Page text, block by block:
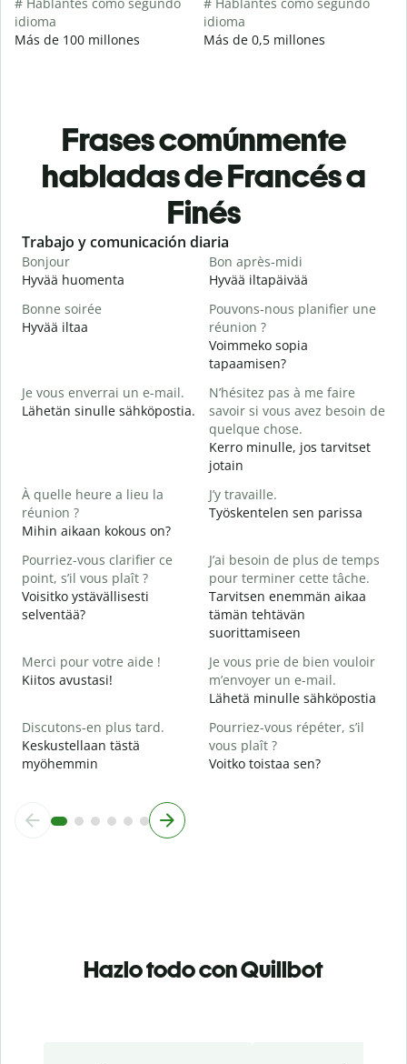
idioma
Más de 100 millones
idioma
Más de 0,5 millones
Frases comúnmente
habladas de Francés a
Finés
Slide 1 of 6
Trabajo y comunicación diaria
Bonjour
Hyvää huomenta
Bon après-midi
Hyvää iltapäivää
Bonne soirée
Hyvää iltaa
Pouvons-nous planifier une
réunion ?
Voimmeko sopia
tapaamisen?
Je vous enverrai un e-mail.
Lähetän sinulle sähköpostia.
N’hésitez pas à me faire
savoir si vous avez besoin de
quelque chose.
Kerro minulle, jos tarvitset
jotain
À quelle heure a lieu la
réunion ?
Mihin aikaan kokous on?
J’y travaille.
Työskentelen sen parissa
Pourriez-vous clarifier ce
point, s’il vous plaît ?
Voisitko ystävällisesti
selventää?
J’ai besoin de plus de temps
pour terminer cette tâche.
Tarvitsen enemmän aikaa
tämän tehtävän
suorittamiseen
Merci pour votre aide !
Kiitos avustasi!
Je vous prie de bien vouloir
m’envoyer un e-mail.
Lähetä minulle sähköpostia
Discutons-en plus tard.
Keskustellaan tästä
myöhemmin
Pourriez-vous répéter, s’il
vous plaît ?
Voitko toistaa sen?
Hazlo todo con Quillbot